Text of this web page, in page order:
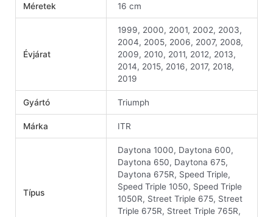
Méretek 16 cm
Évjárat
1999, 2000, 2001, 2002, 2003,
2004, 2005, 2006, 2007, 2008,
2009, 2010, 2011, 2012, 2013,
2014, 2015, 2016, 2017, 2018,
2019
Gyártó Triumph
Márka ITR
Típus
Daytona 1000, Daytona 600,
Daytona 650, Daytona 675,
Daytona 675R, Speed Triple,
Speed Triple 1050, Speed Triple
1050R, Street Triple 675, Street
Triple 675R, Street Triple 765R,